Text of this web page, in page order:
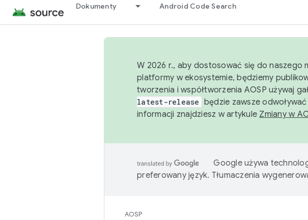
Dokumenty Android Code Search
W 2026 r., aby dostosować się do
platformy w ekosystemie, będziemy
tworzenia i współtworzenia AOSP używaj
latest-release będzie zawsze
informacji znajdziesz w artykule Zmiany w
Google używa
preferowany język. Tłumaczenia
AOSP